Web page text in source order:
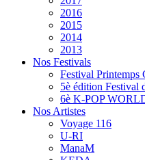
2016
2015
2014
2013
Nos Festivals
Festival Printemps
5è édition Festival
6è K-POP
Nos Artistes
Voyage 116
U-RI
ManaM